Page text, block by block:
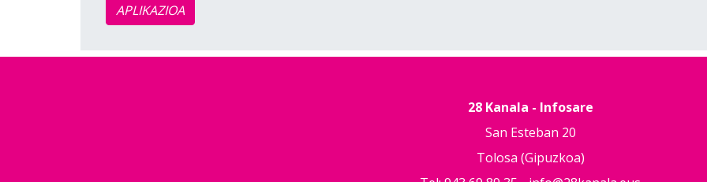
APLIKAZIOA
28 Kanala - Infosare
San Esteban 20
Tolosa (Gipuzkoa)